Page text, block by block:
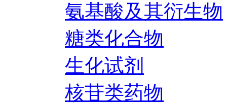
氨基酸及其衍生物
糖类化合物
生化试剂
核苷类药物